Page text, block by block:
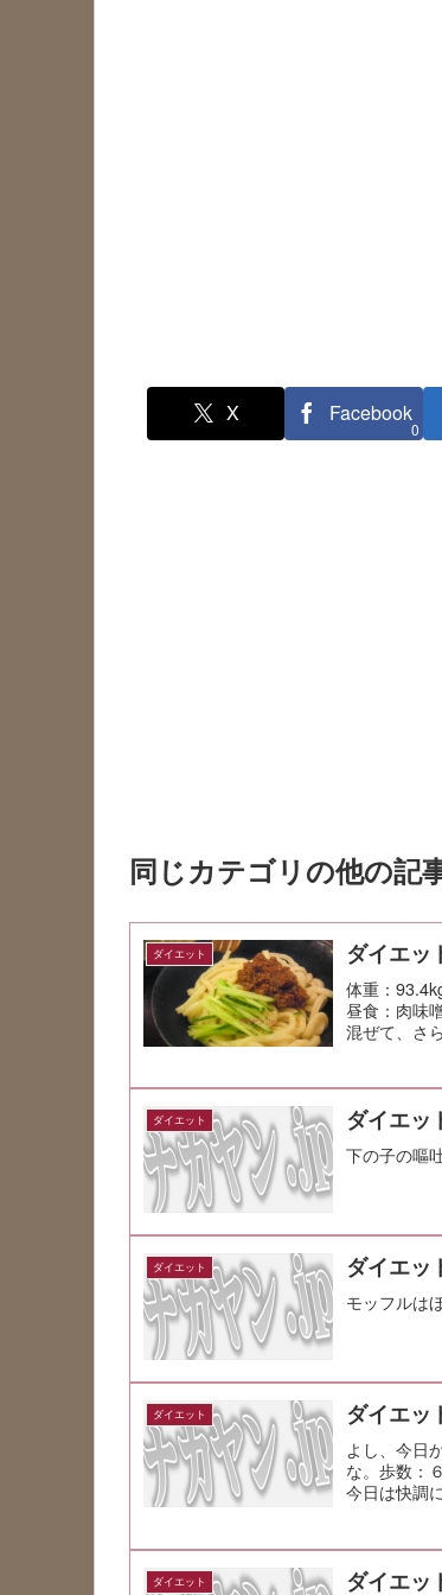
X Facebook
0
同じカテゴリの他の記
ダイエット ダイエッ
体重：
昼食：肉味
混ぜて、さ
ダイエット ダイエッ
下の子の嘔
ダイエット ダイエッ
モッフルは
ダイエット ダイエッ
よし、今日
な。歩数：
今日は快調
ダイエット ダイエッ